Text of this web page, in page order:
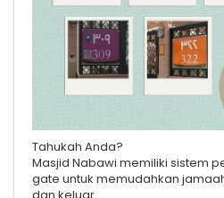
Tahukah Anda?
Masjid Nabawi memiliki sistem
gate untuk memudahkan